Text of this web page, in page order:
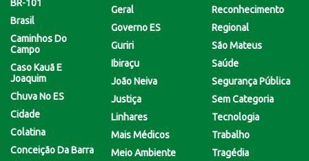
BR-101
Brasil
Caminhos Do
Campo
Caso Kauã E
Joaquim
Chuva No ES
Cidade
Colatina
Conceição Da Barra
Geral
Governo ES
Guriri
Ibiraçu
João Neiva
Justiça
Linhares
Mais Médicos
Meio Ambiente
Reconhecimento
Regional
São Mateus
Saúde
Segurança Pública
Sem Categoria
Tecnologia
Trabalho
Tragédia